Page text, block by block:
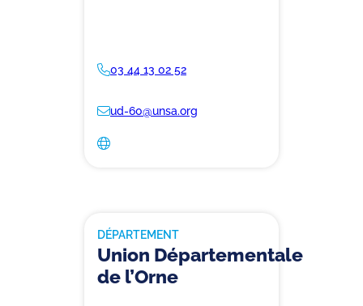
03 44 13 02 52
ud-60@unsa.org
DÉPARTEMENT
Union Départementale
de l’Orne